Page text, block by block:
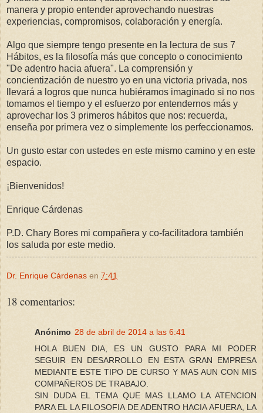
manera y propio entender aprovechando nuestras
experiencias, compromisos, colaboración y energía.
Algo que siempre tengo presente en la lectura de sus 7
Hábitos, es la filosofía más que concepto o conocimiento
"De adentro hacia afuera". La comprensión y
concientización de nuestro yo en una victoria privada, nos
llevará a logros que nunca hubiéramos imaginado si no nos
tomamos el tiempo y el esfuerzo por entendernos más y
aprovechar los 3 primeros hábitos que nos: recuerda,
enseña por primera vez o simplemente los perfeccionamos.
Un gusto estar con ustedes en este mismo camino y en este
espacio.
¡Bienvenidos!
Enrique Cárdenas
P.D. Chary Bores mi compañera y co-facilitadora también
los saluda por este medio.
Dr. Enrique Cárdenas en 7:41
18 comentarios:
Anónimo 28 de abril de 2014 a las 6:41
HOLA BUEN DIA, ES UN GUSTO PARA MI PODER
SEGUIR EN DESARROLLO EN ESTA GRAN EMPRESA
MEDIANTE ESTE TIPO DE CURSO Y MAS AUN CON MIS
COMPAÑEROS DE TRABAJO.
SIN DUDA EL TEMA QUE MAS LLAMO LA ATENCION
PARA EL LA FILOSOFIA DE ADENTRO HACIA AFUERA, LA